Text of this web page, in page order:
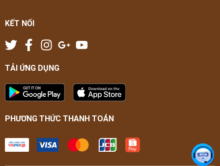
KẾT NỐI
TẢI ỨNG DỤNG
PHƯƠNG THỨC THANH TOÁN